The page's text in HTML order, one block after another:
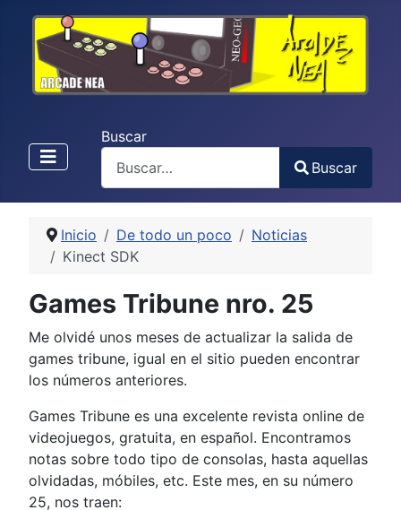
Buscar
Buscar
Inicio De todo un poco
Noticias
Kinect SDK
Games Tribune nro. 25
Me olvidé unos meses de actualizar la salida de
games tribune, igual en el sitio pueden encontrar
los números anteriores.
Games Tribune es una excelente revista online de
videojuegos, gratuita, en español. Encontramos
notas sobre todo tipo de consolas, hasta aquellas
olvidadas, móbiles, etc. Este mes, en su número
25, nos traen: